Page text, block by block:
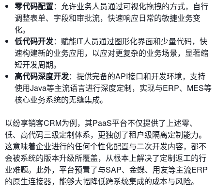
零代码配置：允许业务人员通过可视化拖拽的方式，自行
调整表单、字段和审批流，快速响应日常的敏捷业务变
化。
低代码开发：赋能IT人员通过图形化界面和少量代码，快
速构建新的业务应用，以应对更复杂的业务场景，显著缩
短开发周期。
高代码深度开发：提供完备的API接口和开发环境，支持
使用Java等主流语言进行深度定制，实现与ERP、MES等
核心业务系统的无缝集成。
以纷享销客CRM为例，其PaaS平台不仅提供了上述零、
低、高代码三级定制体系，更独创了租户级隔离定制能力。
这意味着企业进行的任何个性化配置与二次开发内容，都不
会被系统的版本升级所覆盖，从根本上解决了定制返工的行
业难题。此外，平台预置了与SAP、金蝶、用友等主流ERP
的原生连接器，能够大幅降低跨系统集成的成本与风险。